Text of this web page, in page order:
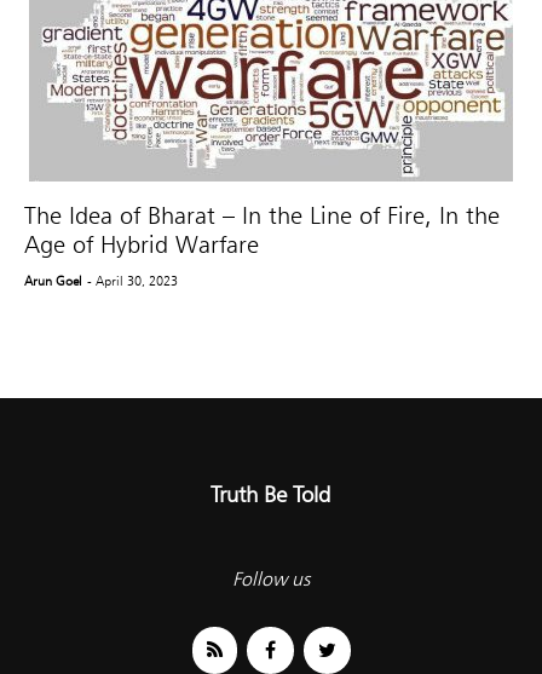
The Idea of Bharat – In the Line of Fire, In the
Age of Hybrid Warfare
Arun Goel - April 30, 2023
Truth Be Told
Follow us